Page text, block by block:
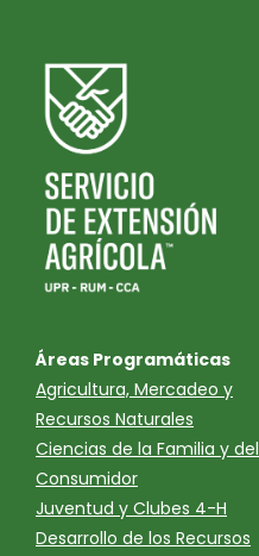
Áreas Programáticas
Agricultura, Mercadeo y
Recursos Naturales
Ciencias de la Familia y del
Consumidor
Juventud y Clubes 4-H
Desarrollo de los Recursos